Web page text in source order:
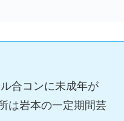
合コンに未成年が
は岩本の一定期間芸